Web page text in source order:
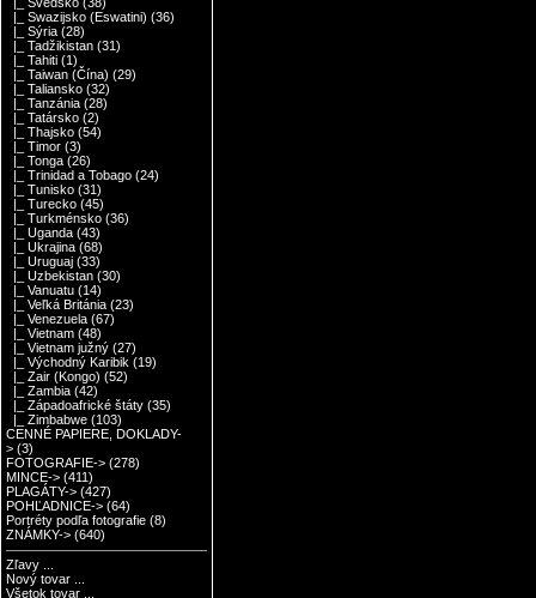
|_ Swazijsko (Eswatini) (36)
|_ Sýria (28)
|_ Tadžikistan (31)
|_ Tahiti (1)
|_ Taiwan (Čína) (29)
|_ Taliansko (32)
|_ Tanzánia (28)
|_ Tatársko (2)
|_ Thajsko (54)
|_ Timor (3)
|_ Tonga (26)
|_ Trinidad a Tobago (24)
|_ Tunisko (31)
|_ Turecko (45)
|_ Turkménsko (36)
|_ Uganda (43)
|_ Ukrajina (68)
|_ Uruguaj (33)
|_ Uzbekistan (30)
|_ Vanuatu (14)
|_ Veľká Británia (23)
|_ Venezuela (67)
|_ Vietnam (48)
|_ Vietnam južný (27)
|_ Východný Karibik (19)
|_ Zair (Kongo) (52)
|_ Zambia (42)
|_ Západoafrické štáty (35)
|_ Zimbabwe (103)
CENNÉ PAPIERE, DOKLADY-
> (3)
FOTOGRAFIE-> (278)
MINCE-> (411)
PLAGÁTY-> (427)
POHĽADNICE-> (64)
Portréty podľa fotografie (8)
ZNÁMKY-> (640)
Zľavy ...
Nový tovar ...
Všetok tovar ...